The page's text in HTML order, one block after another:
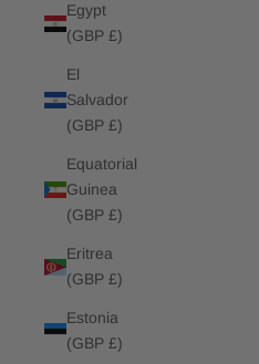
Egypt
(GBP £)
El
Salvador
(GBP £)
Equatorial
Guinea
(GBP £)
Eritrea
(GBP £)
Estonia
(GBP £)